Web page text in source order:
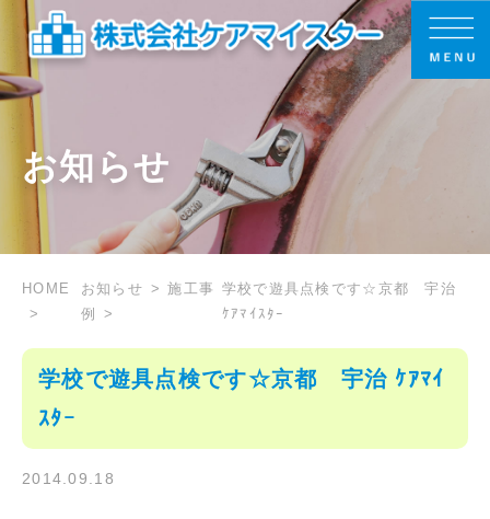
お知らせ
HOME お知らせ
施工事
例
学校で遊具点検です☆京都 宇治
ｹｱﾏｲｽﾀｰ
学校で遊具点検です☆京都 宇治 ｹｱﾏｲ
ｽﾀｰ
2014.09.18